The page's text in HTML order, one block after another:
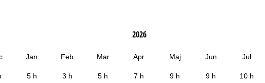
2026
Jan Feb Mar Apr Maj Jun Jul
5 h 3 h 5 h 7 h 9 h 9 h 10 h